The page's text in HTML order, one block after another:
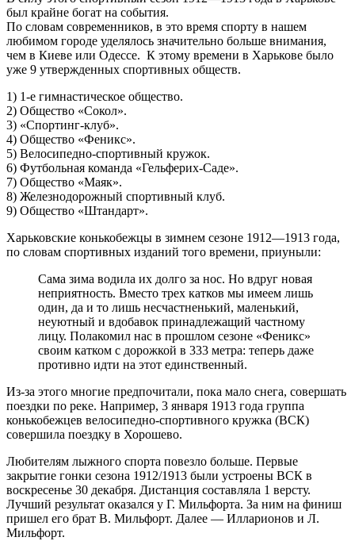
был крайне богат на события.
По словам современников, в это время спорту в нашем
любимом городе уделялось значительно больше внимания,
чем в Киеве или Одессе. К этому времени в Харькове было
уже 9 утвержденных спортивных обществ.
1) 1-е гимнастическое общество.
2) Общество «Сокол».
3) «Спортинг-клуб».
4) Общество «Феникс».
5) Велосипедно-спортивный кружок.
6) Футбольная команда «Гельферих-Саде».
7) Общество «Маяк».
8) Железнодорожный спортивный клуб.
9) Общество «Штандарт».
Харьковские конькобежцы в зимнем сезоне 1912—1913 года,
по словам спортивных изданий того времени, приуныли:
Сама зима водила их долго за нос. Но вдруг новая
неприятность. Вместо трех катков мы имеем лишь
один, да и то лишь несчастненький, маленький,
неуютный и вдобавок принадлежащий частному
лицу. Полакомил нас в прошлом сезоне «Феникс»
своим катком с дорожкой в 333 метра: теперь даже
противно идти на этот единственный.
Из-за этого многие предпочитали, пока мало снега, совершать
поездки по реке. Например, 3 января 1913 года группа
конькобежцев велосипедно-спортивного кружка (ВСК)
совершила поездку в Хорошево.
Любителям лыжного спорта повезло больше. Первые
закрытие гонки сезона 1912/1913 были устроены ВСК в
воскресенье 30 декабря. Дистанция составляла 1 версту.
Лучший результат оказался у Г. Мильфорта. За ним на финиш
пришел его брат В. Мильфорт. Далее ― Илларионов и Л.
Мильфорт.